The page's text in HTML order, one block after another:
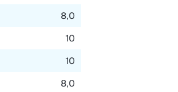
8,0
10
10
8,0